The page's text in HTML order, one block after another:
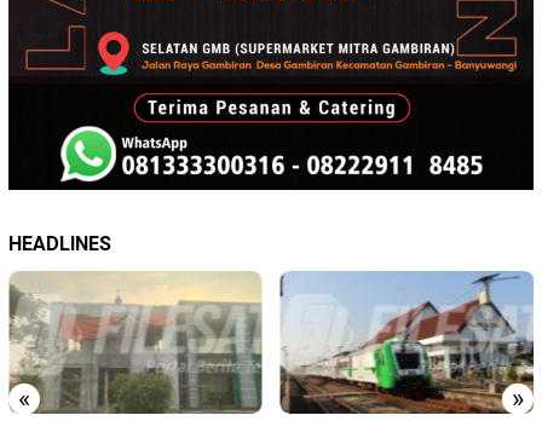
HEADLINES
« »